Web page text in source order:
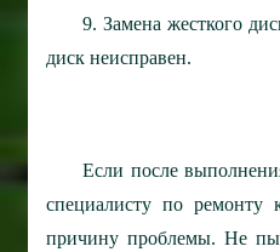
9. Замена жесткого
диск неисправен.
Если после
специалисту по ремонту
причину проблемы. Не